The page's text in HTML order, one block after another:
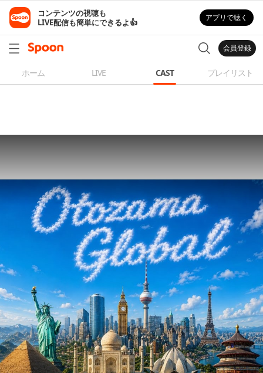
コンテンツの視聴も
LIVE配信も簡単にできるよ👍
アプリで聴く
会員登録
ホーム LIVE CAST プレイリスト